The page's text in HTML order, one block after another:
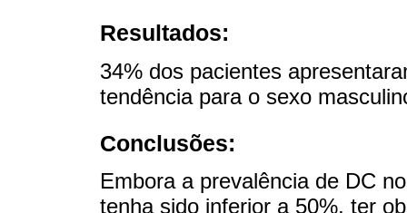
Resultados:
34% dos pacientes
tendência para o sexo
Conclusões:
Embora a prevalência de DC
tenha sido inferior a 50%, ter